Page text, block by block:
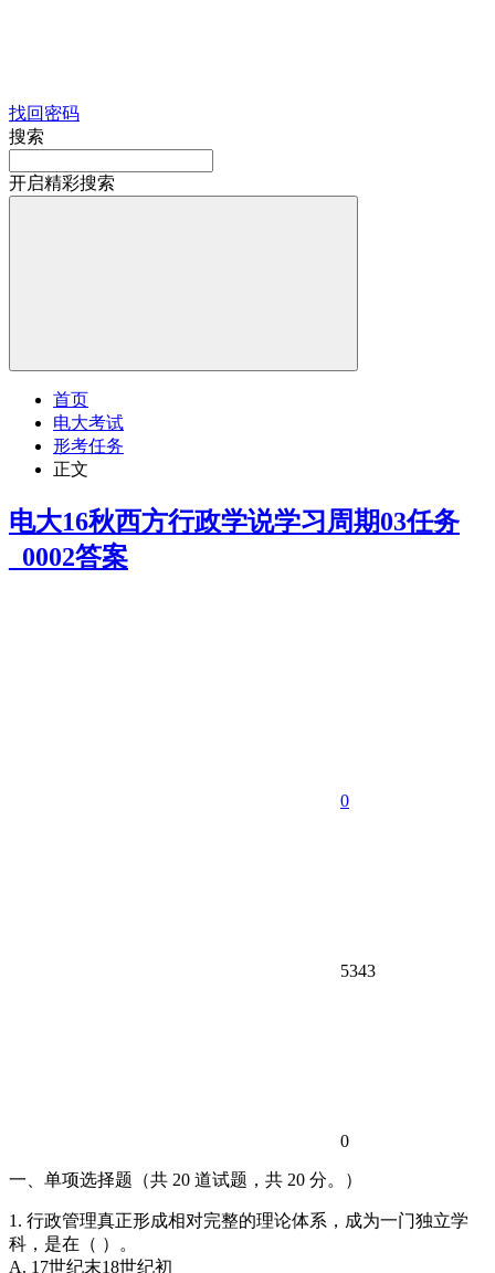
找回密码
搜索
开启精彩搜索
首页
电大考试
形考任务
正文
电大16秋西方行政学说学习周期03任务
_0002答案
0
5343
0
一、单项选择题（共 20 道试题，共 20 分。）
1. 行政管理真正形成相对完整的理论体系，成为一门独立学
科，是在（ ）。
A. 17世纪末18世纪初